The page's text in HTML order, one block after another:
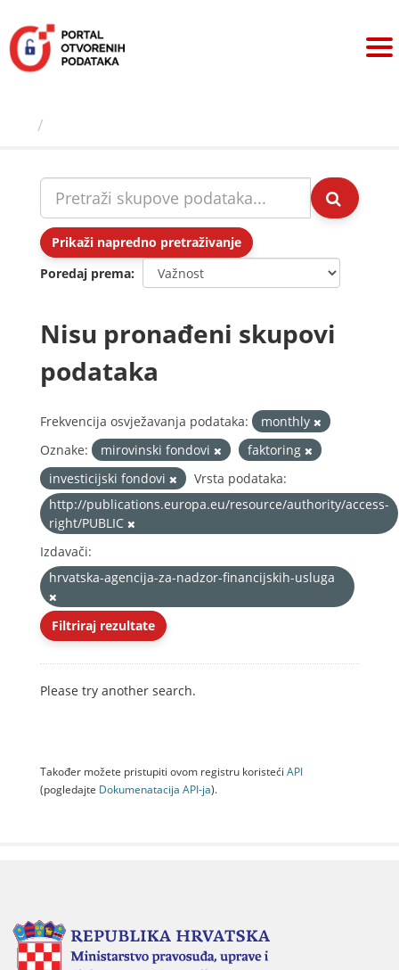
sadržaj
Prikaži napredno pretraživanje
Poredaj prema
Nisu pronađeni skupovi
podataka
Frekvencija osvježavanja podataka:
monthly
Oznake:
mirovinski fondovi
faktoring
investicijski fondovi
Vrsta podataka:
http://publications.europa.eu/resource/authority/access-
right/PUBLIC
Izdavači:
hrvatska-agencija-za-nadzor-financijskih-usluga
Filtriraj rezultate
Please try another search.
Također možete pristupiti ovom registru koristeći API
(pogledajte Dokumenаtаcijа API-jа).